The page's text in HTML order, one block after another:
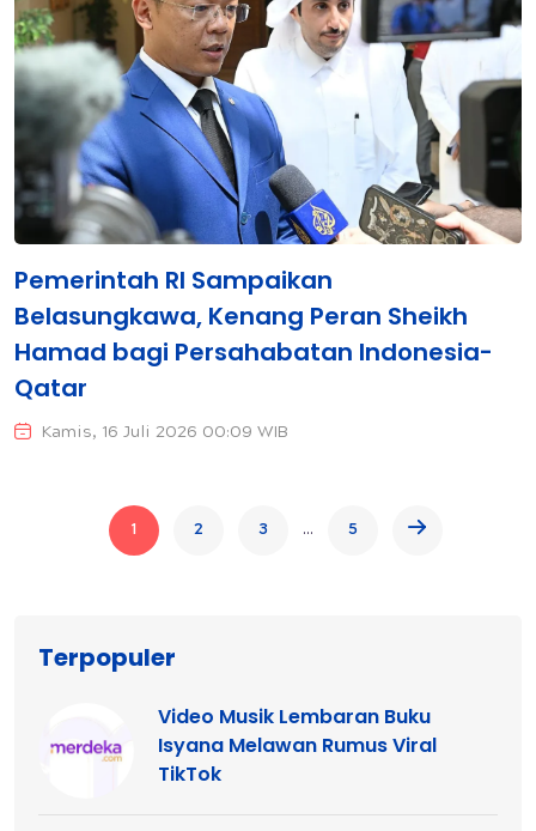
Pemerintah RI Sampaikan
Belasungkawa, Kenang Peran Sheikh
Hamad bagi Persahabatan Indonesia-
Qatar
Kamis, 16 Juli 2026 00:09 WIB
1 2 3 ... 5
Terpopuler
Video Musik Lembaran Buku
Isyana Melawan Rumus Viral
TikTok